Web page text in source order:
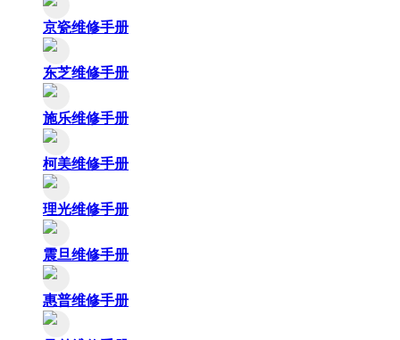
京瓷维修手册
东芝维修手册
施乐维修手册
柯美维修手册
理光维修手册
震旦维修手册
惠普维修手册